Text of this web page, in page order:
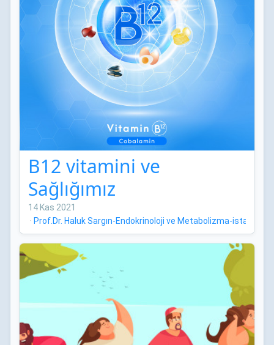
B12 vitamini ve
Sağlığımız
14 Kas 2021
· Prof.Dr. Haluk Sargın-Endokrinoloji ve Metabolizma-istanbul